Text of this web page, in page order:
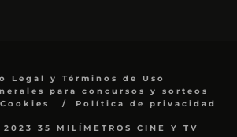
Legal y Términos de Uso
para concursos y sorteos
Política de privacidad
35 MILÍMETROS CINE Y TV